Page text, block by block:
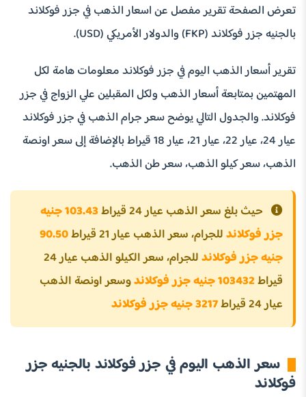
تعرض الصفحة تقرير مفصل عن اسعار الذهب في جزر فوكلاند
بالجنيه جزر فوكلاند (FKP) والدولار الأمريكي (USD).
تقرير أسعار الذهب اليوم في جزر فوكلاند معلومات هامة لكل
المهتمين بمتابعة أسعار الذهب ولكل المقبلين علي الزواج في جزر
فوكلاند. والجدول التالي يوضح سعر جرام الذهب في جزر فوكلاند
عيار 24، عيار 22، عيار 21، عيار 18 قيراط بالإضافة إلى سعر اونصة
الذهب، سعر كيلو الذهب، سعر طن الذهب.
حيث بلغ سعر الذهب عيار 24 قيراط
103.43 جنيه
جزر فوكلاندللجرام، سعر الذهب عيار 21 قيراط
90.50
جنيه جزر فوكلاند
للجرام، سعر الكيلو الذهب عيار 24
قيراط103432 جنيه جزر فوكلاند
وسعر اونصة الذهب
عيار 24 قيراط
3217 جنيه جزر فوكلاند
سعر الذهب اليوم في جزر فوكلاند بالجنيه جزر
فوكلاند